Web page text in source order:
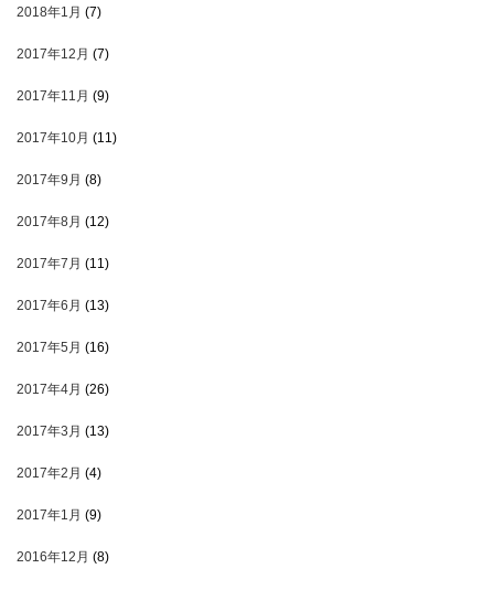
2018年1月 (7)
2017年12月 (7)
2017年11月 (9)
2017年10月 (11)
2017年9月 (8)
2017年8月 (12)
2017年7月 (11)
2017年6月 (13)
2017年5月 (16)
2017年4月 (26)
2017年3月 (13)
2017年2月 (4)
2017年1月 (9)
2016年12月 (8)